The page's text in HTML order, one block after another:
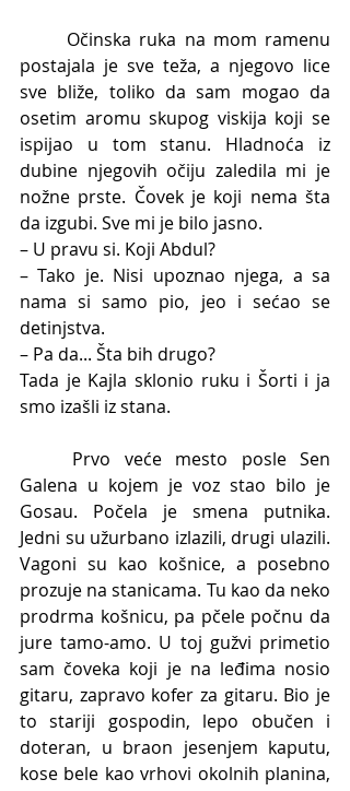
postajala je sve teža, a njegovo lice
sve bliže, toliko da sam mogao da
osetim aromu skupog viskija koji se
ispijao u tom stanu. Hladnoća iz
dubine njegovih očiju zaledila mi je
nožne prste. Čovek je koji nema šta
da izgubi. Sve mi je bilo jasno.
– U pravu si. Koji Abdul?
– Tako je. Nisi upoznao njega, a sa
nama si samo pio, jeo i sećao se
detinjstva.
– Pa da... Šta bih drugo?
Tada je Kajla sklonio ruku i Šorti i ja
smo izašli iz stana.
Galena u kojem je voz stao bilo je
Gosau. Počela je smena putnika.
Jedni su užurbano izlazili, drugi ulazili.
Vagoni su kao košnice, a posebno
prozuje na stanicama. Tu kao da neko
prodrma košnicu, pa pčele počnu da
jure tamo-amo. U toj gužvi primetio
sam čoveka koji je na leđima nosio
gitaru, zapravo kofer za gitaru. Bio je
to stariji gospodin, lepo obučen i
doteran, u braon jesenjem kaputu,
kose bele kao vrhovi okolnih planina,